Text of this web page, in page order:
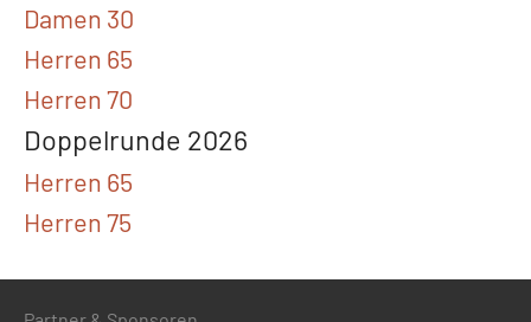
Damen 30
Herren 65
Herren 70
Doppelrunde 2026
Herren 65
Herren 75